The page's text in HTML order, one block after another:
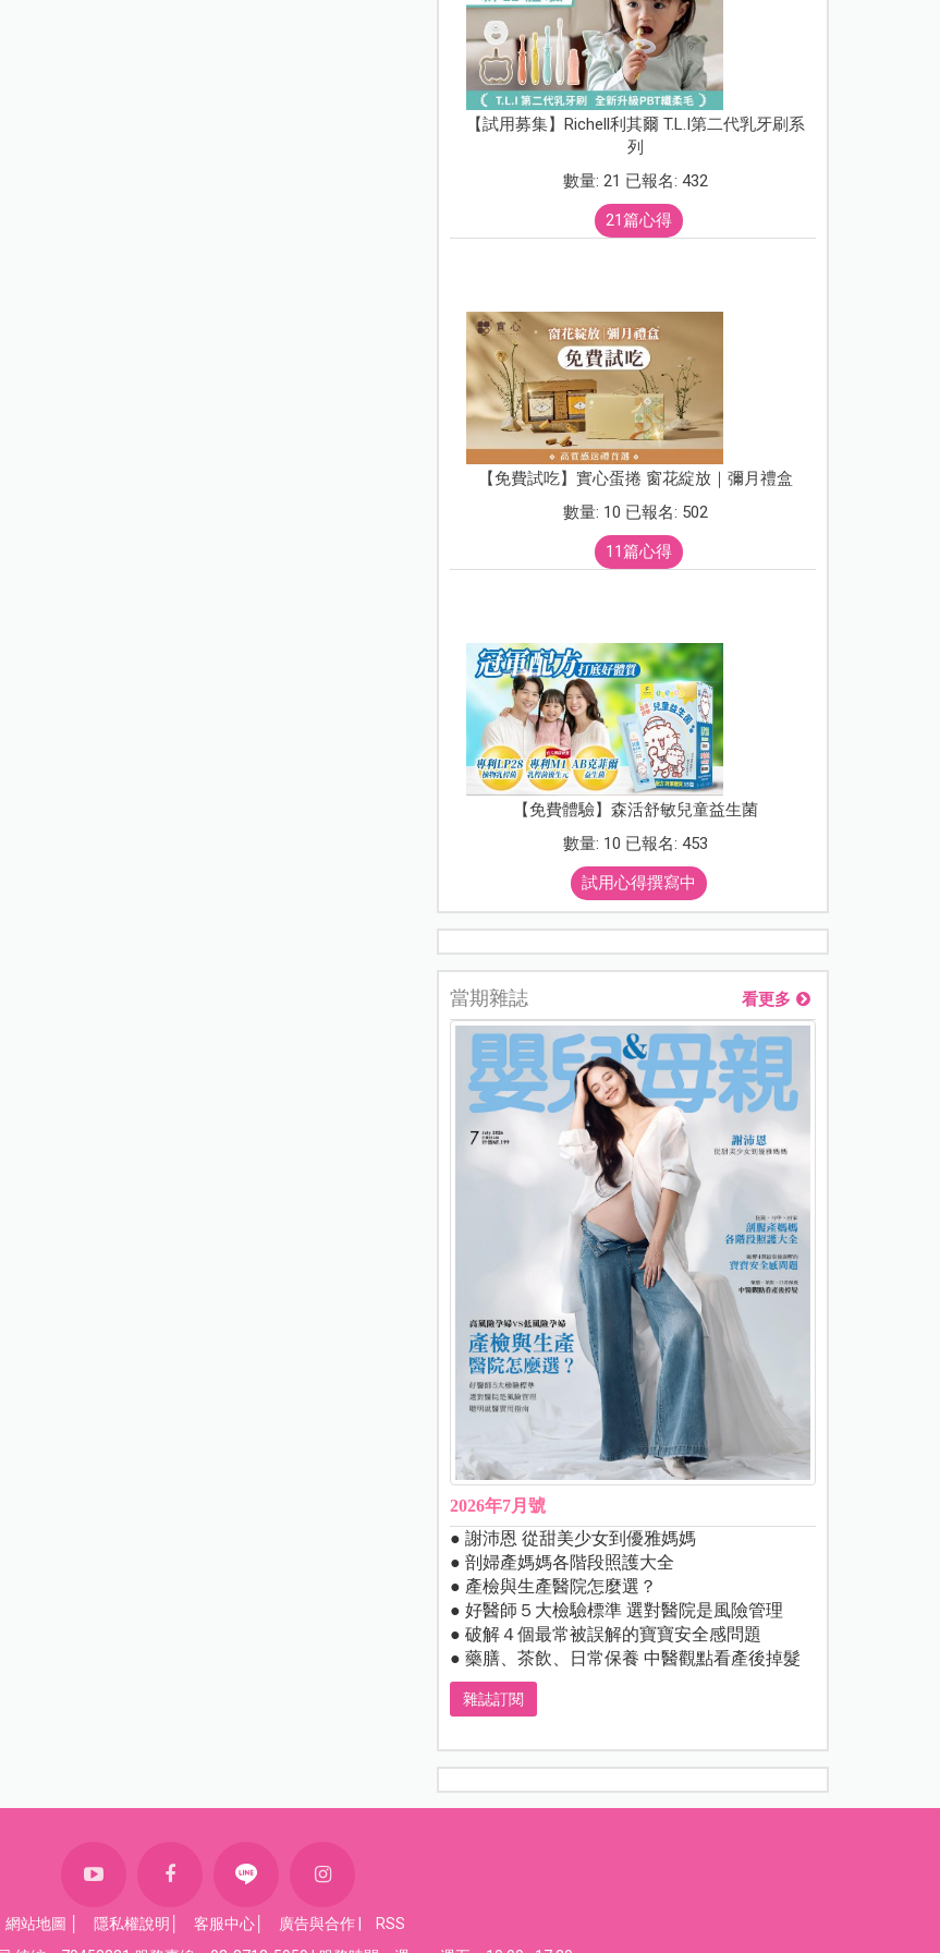
【試用募集】Richell利其爾 T.L.I第二代乳牙刷系
列
數量: 21 已報名: 432
21篇心得
【免費試吃】實心蛋捲 窗花綻放｜彌月禮盒
數量: 10 已報名: 502
11篇心得
【免費體驗】森活舒敏兒童益生菌
數量: 10 已報名: 453
試用心得撰寫中
當期雜誌 看更多
2026年7月號
● 謝沛恩 從甜美少女到優雅媽媽
● 剖婦產媽媽各階段照護大全
● 產檢與生產醫院怎麼選？
● 好醫師５大檢驗標準 選對醫院是風險管理
● 破解４個最常被誤解的寶寶安全感問題
● 藥膳、茶飲、日常保養 中醫觀點看產後掉髮
雜誌訂閱
網站地圖 隱私權說明 客服中心 廣告與合作
RSS